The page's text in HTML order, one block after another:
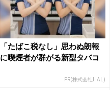
「たばこ税なし」思わぬ朗報
に喫煙者が群がる新型タバコ
PR(株式会社HAL)